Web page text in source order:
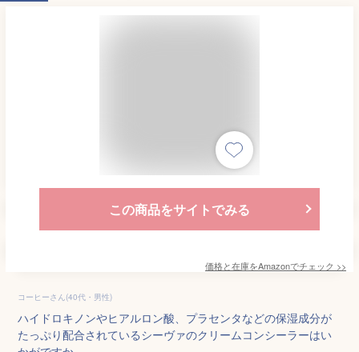
この商品をサイトでみる
価格と在庫をAmazonでチェック >>
コーヒーさん(40代・男性)
ハイドロキノンやヒアルロン酸、プラセンタなどの保湿成分が
たっぷり配合されているシーヴァのクリームコンシーラーはい